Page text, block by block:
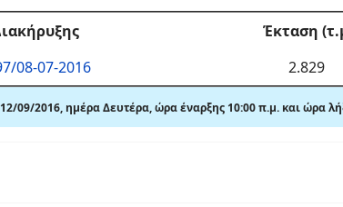
Έκταση
08-07-2016
2.829
09/2016, ημέρα Δευτέρα, ώρα έναρξης 10:00 π.μ. και ώρα